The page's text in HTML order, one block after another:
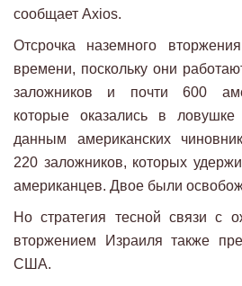
сообщает Axios.
Отсрочка наземного
времени, поскольку они
заложников и почти 600
которые оказались в
данным американских
220 заложников, которых
американцев. Двое были
Но стратегия тесной связи с
вторжением Израиля также
США.